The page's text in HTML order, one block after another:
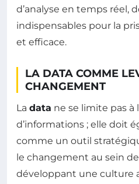
d’analyse en temps réel,
indispensables pour la
et efficace.
LA DATA COMME
CHANGEMENT
La data ne se limite pas à
d’informations ; elle doit
comme un outil
le changement au sein
développant une culture